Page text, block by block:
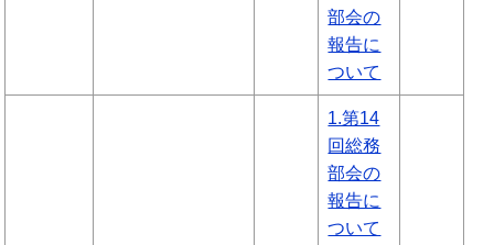
部会の
報告に
ついて
1.第14
回総務
部会の
報告に
ついて